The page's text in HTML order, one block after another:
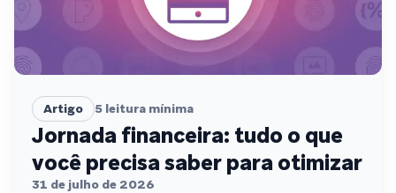
Artigo 5 leitura mínima
Jornada financeira: tudo o que
você precisa saber para otimizar
31 de julho de 2026